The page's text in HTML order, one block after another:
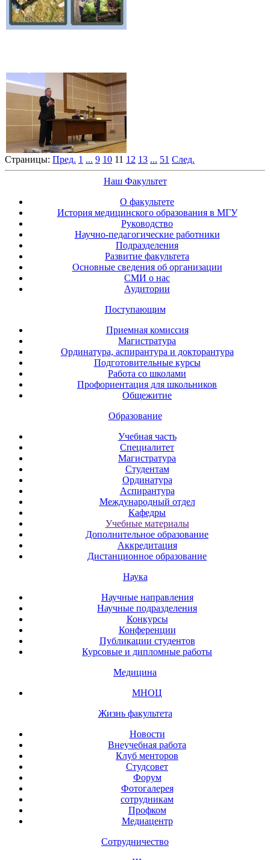
Страницы: Пред. 1 ... 9 10 11 12 13 ... 51 След.
Наш Факультет
О факультете
История медицинского образования в МГУ
Руководство
Научно-педагогические работники
Подразделения
Развитие факультета
Основные сведения об организации
СМИ о нас
Аудитории
Поступающим
Приемная комиссия
Магистратура
Ординатура, аспирантура и докторантура
Подготовительные курсы
Работа со школами
Профориентация для школьников
Общежитие
Образование
Учебная часть
Специалитет
Магистратура
Студентам
Ординатура
Аспирантура
Международный отдел
Кафедры
Учебные материалы
Дополнительное образование
Аккредитация
Дистанционное образование
Наука
Научные направления
Научные подразделения
Конкурсы
Конференции
Публикации студентов
Курсовые и дипломные работы
Медицина
МНОЦ
Жизнь факультета
Новости
Внеучебная работа
Клуб менторов
Студсовет
Форум
Фотогалерея
сотрудникам
Профком
Медиацентр
Сотрудничество